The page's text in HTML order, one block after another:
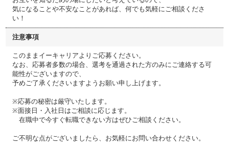
気になることや不安なことがあれば、何でも気軽にご相談くださ
い！
注意事項
このままイーキャリアよりご応募ください。
なお、応募者多数の場合、選考を通過された方のみにご連絡する可
能性がございますので、
予めご了承くださいますようお願い申し上げます。
※応募の秘密は厳守いたします。
※面接日・入社日はご相談に応じます。
在職中で今すぐ転職できない方はぜひご相談ください。
ご不明な点がございましたら、お気軽にお問い合わせください。